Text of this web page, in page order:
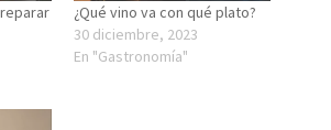
¿Qué vino va con qué plato?
30 diciembre, 2023
En "Gastronomía"